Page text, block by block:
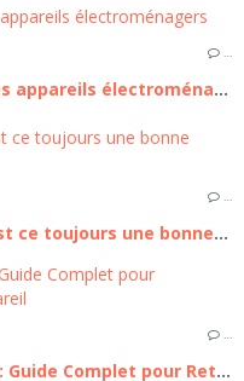
…
Sauver la planète en réparant ses appareils électroménagers
…
Acheter un iPhone 12 en 2026 : est ce toujours une bonne affaire ?
…
Remplacer la batterie iPhone 11 : Guide Complet pour Retrouver l'autonomie de votre appareil